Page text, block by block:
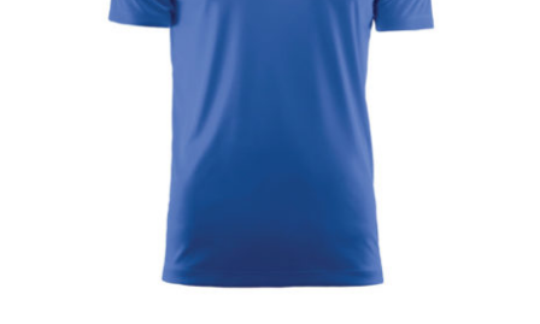
VALITSE VAIHTOEHDOISTA LISÄTIEDOT